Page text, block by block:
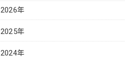
2026年
2025年
2024年